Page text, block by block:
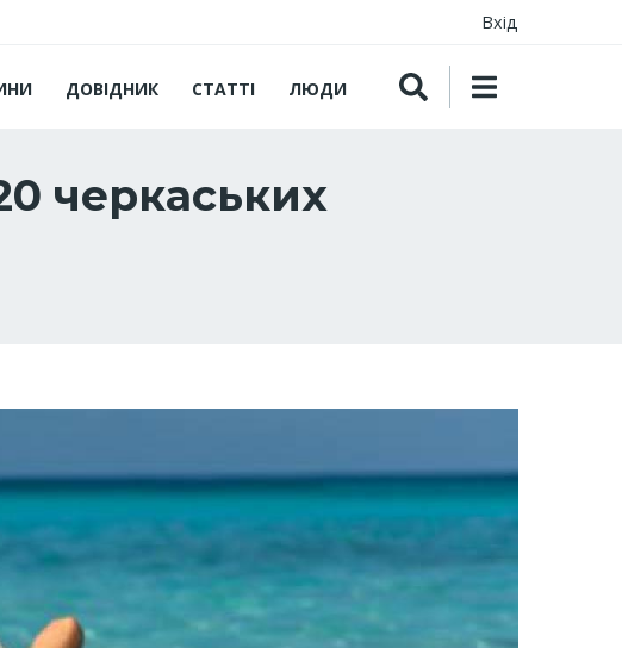
Вхід
ДОВІДНИК СТАТТІ ЛЮДИ
черкаських